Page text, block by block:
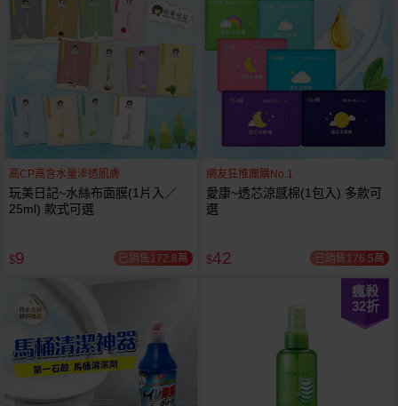
高CP高含水量滲透肌膚
玩美日記~水絲布面膜(1片入／
25ml) 款式可選
$9 已銷售172.8萬
網友狂推團購No.1
愛康~透芯涼感棉(1包入) 多款可
選
$42 已銷售176.5萬
瘋殺
32折